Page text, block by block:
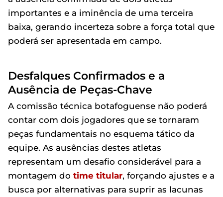
importantes e a iminência de uma terceira
baixa, gerando incerteza sobre a força total que
poderá ser apresentada em campo.
Desfalques Confirmados e a
Ausência de Peças-Chave
A comissão técnica botafoguense não poderá
contar com dois jogadores que se tornaram
peças fundamentais no esquema tático da
equipe. As ausências destes atletas
representam um desafio considerável para a
montagem do time titular, forçando ajustes e a
busca por alternativas para suprir as lacunas